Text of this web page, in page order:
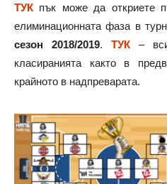
ТУК пък може да откриете
елиминационната фаза в
сезон 2018/2019. ТУК –
класиранията както в
крайното в надпреварата.